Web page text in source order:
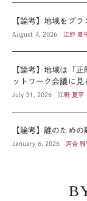
【論考】地域をブ
August 4, 2026 江野 夏
【論考】地域は「
ットワーク会議に
July 31, 2026 江野 夏平
【論考】誰のため
January 6, 2026 河合 雅